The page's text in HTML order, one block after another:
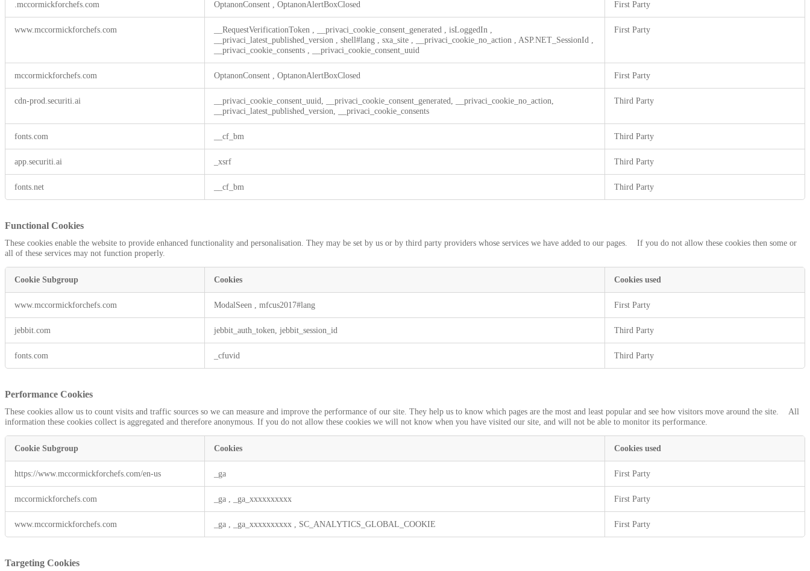
Necessary
Cookies
.mccormickforchefs.com OptanonConsent , OptanonAlertBoxClosed First Party
www.mccormickforchefs.com __RequestVerificationToken , __privaci_cookie_consent_generated , isLoggedIn ,
__privaci_latest_published_version , shell#lang , sxa_site , __privaci_cookie_no_action , ASP.NET_SessionId ,
__privaci_cookie_consents , __privaci_cookie_consent_uuid
First Party
mccormickforchefs.com OptanonConsent , OptanonAlertBoxClosed First Party
cdn-prod.securiti.ai
__privaci_cookie_consent_uuid, __privaci_cookie_consent_generated, __privaci_cookie_no_action,
__privaci_latest_published_version, __privaci_cookie_consents
Third Party
fonts.com __cf_bm Third Party
app.securiti.ai _xsrf Third Party
fonts.net __cf_bm Third Party
Functional Cookies
These cookies enable the website to provide enhanced functionality and personalisation. They may be set by us or by third party providers whose services we have added to our pages. If you do not allow these cookies then some or
all of these services may not function properly.
Cookies
Cookie Subgroup Cookies Cookies used
www.mccormickforchefs.com ModalSeen , mfcus2017#lang First Party
jebbit.com jebbit_auth_token, jebbit_session_id Third Party
fonts.com _cfuvid Third Party
Performance Cookies
These cookies allow us to count visits and traffic sources so we can measure and improve the performance of our site. They help us to know which pages are the most and least popular and see how visitors move around the site. All
information these cookies collect is aggregated and therefore anonymous. If you do not allow these cookies we will not know when you have visited our site, and will not be able to monitor its performance.
Cookies
Cookie Subgroup Cookies Cookies used
https://www.mccormickforchefs.com/en-us _ga First Party
mccormickforchefs.com _ga , _ga_xxxxxxxxxx First Party
www.mccormickforchefs.com _ga , _ga_xxxxxxxxxx , SC_ANALYTICS_GLOBAL_COOKIE First Party
Targeting Cookies